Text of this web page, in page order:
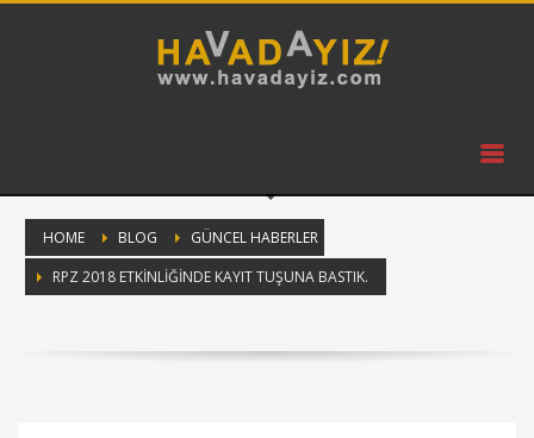
HOME BLOG
GÜNCEL HABERLER
RPZ 2018 ETKINLIĞINDE KAYIT TUŞUNA BASTIK.